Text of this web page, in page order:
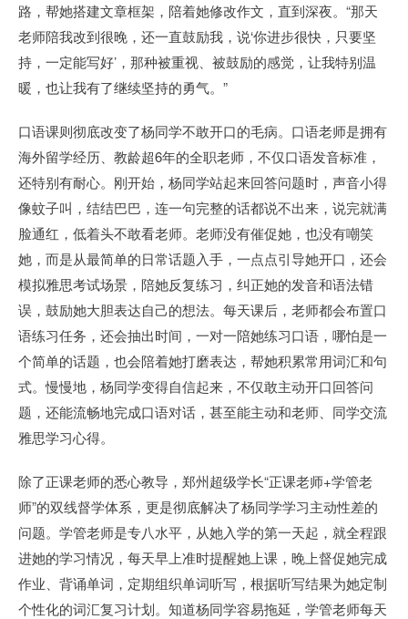
路，帮她搭建文章框架，陪着她修改作文，直到深夜。“那天
老师陪我改到很晚，还一直鼓励我，说‘你进步很快，只要坚
持，一定能写好’，那种被重视、被鼓励的感觉，让我特别温
暖，也让我有了继续坚持的勇气。”
口语课则彻底改变了杨同学不敢开口的毛病。口语老师是拥有
海外留学经历、教龄超6年的全职老师，不仅口语发音标准，
还特别有耐心。刚开始，杨同学站起来回答问题时，声音小得
像蚊子叫，结结巴巴，连一句完整的话都说不出来，说完就满
脸通红，低着头不敢看老师。老师没有催促她，也没有嘲笑
她，而是从最简单的日常话题入手，一点点引导她开口，还会
模拟雅思考试场景，陪她反复练习，纠正她的发音和语法错
误，鼓励她大胆表达自己的想法。每天课后，老师都会布置口
语练习任务，还会抽出时间，一对一陪她练习口语，哪怕是一
个简单的话题，也会陪着她打磨表达，帮她积累常用词汇和句
式。慢慢地，杨同学变得自信起来，不仅敢主动开口回答问
题，还能流畅地完成口语对话，甚至能主动和老师、同学交流
雅思学习心得。
除了正课老师的悉心教导，郑州超级学长“正课老师+学管老
师”的双线督学体系，更是彻底解决了杨同学学习主动性差的
问题。学管老师是专八水平，从她入学的第一天起，就全程跟
进她的学习情况，每天早上准时提醒她上课，晚上督促她完成
作业、背诵单词，定期组织单词听写，根据听写结果为她定制
个性化的词汇复习计划。知道杨同学容易拖延，学管老师每天